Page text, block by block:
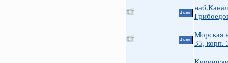
4 ккв.
4 ккв.
Морская
35, корп.